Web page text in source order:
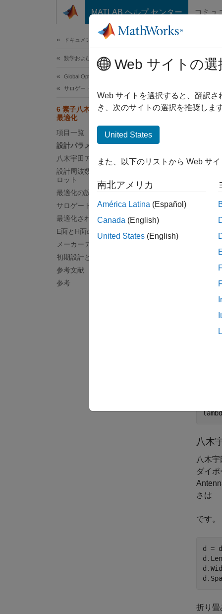
コンテンツへスキップ
MATLAB ヘルプ センター コミュ
ドキュメンテーションのホーム
数学および最適化
Global Optimization Toolbox
サロゲート最適化
6 素子八木宇田アンテナのサロゲート
最適化
項目一覧
設計パラメーター
八木宇田アンテナの作成
設計周波数における放射パターンのプ
ロット
最適化の設定
サロゲート最適化
最適化されたパターンをプロットする
E面とH面のパターンカット
メーカーデータシートとの比較
初期設計と最適化設計の表
参考文献
参考
このペ
この
ーン
八木
VHF-
反
ポー
前に
設計
八木
八木
ダイ
さは
です。
d =
折り畳
Web サイトの選
Web サイトを選択すると、翻訳
き、次のサイトの選択を推奨しま
United States
また、以下のリストから Web サ
南北アメリカ
América Latina (Español)
Canada (English)
United States (English)